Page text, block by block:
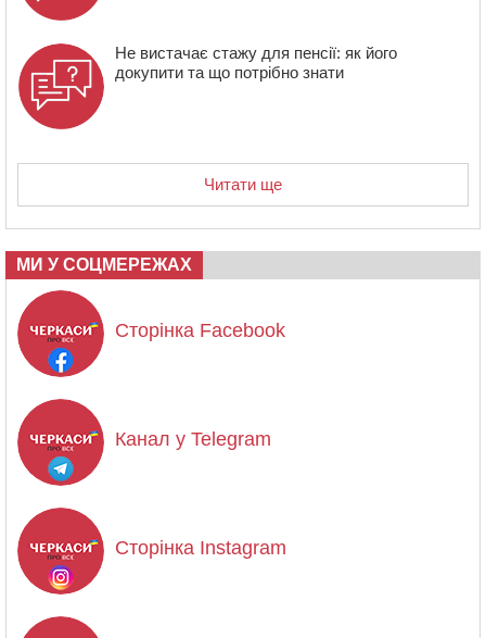
Не вистачає стажу для пенсії: як його
докупити та що потрібно знати
Читати ще
МИ У СОЦМЕРЕЖАХ
Сторінка Facebook
Канал у Telegram
Сторінка Instagram